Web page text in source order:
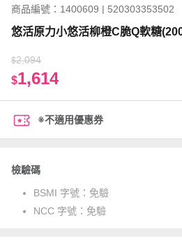
商品編號：1400609 | 520303353502
悠活原力小悠活柳橙C脆Q軟糖
$2,094
$1,614
※不適用優惠券
檢驗碼
BSMI 字號： 免驗
NCC 字號： 免驗